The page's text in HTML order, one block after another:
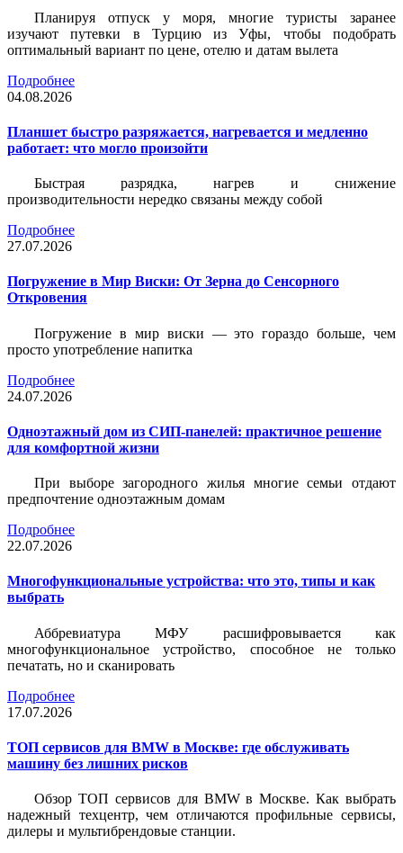
Планируя отпуск у моря, многие туристы заранее
изучают путевки в Турцию из Уфы, чтобы подобрать
оптимальный вариант по цене, отелю и датам вылета
Подробнее
04.08.2026
Планшет быстро разряжается, нагревается и медленно
работает: что могло произойти
Быстрая разрядка, нагрев и снижение
производительности нередко связаны между собой
Подробнее
27.07.2026
Погружение в Мир Виски: От Зерна до Сенсорного
Откровения
Погружение в мир виски — это гораздо больше, чем
просто употребление напитка
Подробнее
24.07.2026
Одноэтажный дом из СИП-панелей: практичное решение
для комфортной жизни
При выборе загородного жилья многие семьи отдают
предпочтение одноэтажным домам
Подробнее
22.07.2026
Многофункциональные устройства: что это, типы и как
выбрать
Аббревиатура МФУ расшифровывается как
многофункциональное устройство, способное не только
печатать, но и сканировать
Подробнее
17.07.2026
ТОП сервисов для BMW в Москве: где обслуживать
машину без лишних рисков
Обзор ТОП сервисов для BMW в Москве. Как выбрать
надежный техцентр, чем отличаются профильные сервисы,
дилеры и мультибрендовые станции.